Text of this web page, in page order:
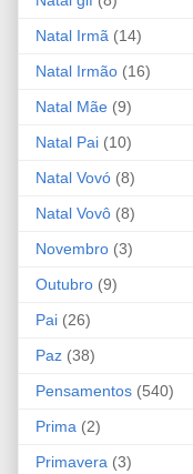
Natal Irmã (14)
Natal Irmão (16)
Natal Mãe (9)
Natal Pai (10)
Natal Vovó (8)
Natal Vovô (8)
Novembro (3)
Outubro (9)
Pai (26)
Paz (38)
Pensamentos (540)
Prima (2)
Primavera (3)